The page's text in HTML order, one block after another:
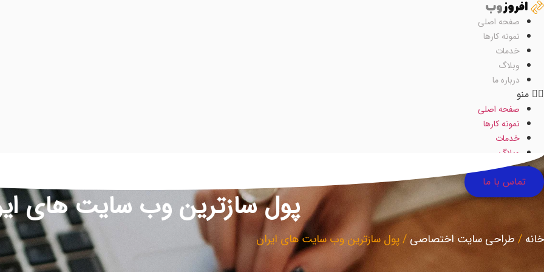
پرش
محتوا
صفحه اصلی
نمونه کارها
خدمات
وبلاگ
درباره ما
منو
صفحه اصلی
نمونه کارها
خدمات
وبلاگ
درباره ما
تماس با ما
پول سازترین وب سایت های
خانه / طراحی سایت اختصاصی /پول سازترین وب سایت های ایران